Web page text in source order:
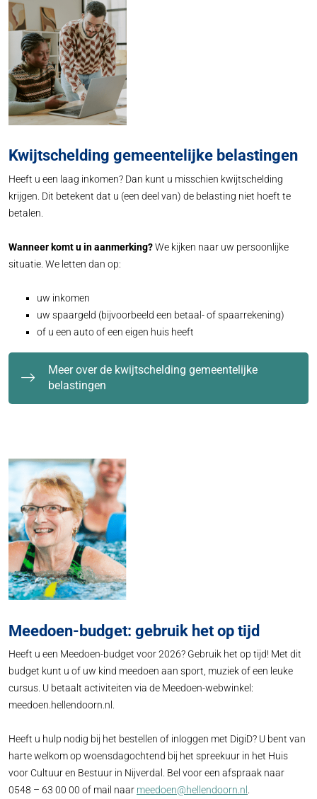
Kwijtschelding gemeentelijke belastingen
Heeft u een laag inkomen? Dan kunt u misschien kwijtschelding
krijgen. Dit betekent dat u (een deel van) de belasting niet hoeft te
betalen.
Wanneer komt u in aanmerking?We kijken naar uw persoonlijke
situatie. We letten dan op:
uw inkomen
uw spaargeld (bijvoorbeeld een betaal- of spaarrekening)
of u een auto of een eigen huis heeft
Meer over de kwijtschelding gemeentelijke
belastingen
Meedoen-budget: gebruik het op tijd
Heeft u een Meedoen-budget voor 2026? Gebruik het op tijd! Met dit
budget kunt u of uw kind meedoen aan sport, muziek of een leuke
cursus. U betaalt activiteiten via de Meedoen-webwinkel:
meedoen.hellendoorn.nl.
Heeft u hulp nodig bij het bestellen of inloggen met DigiD? U bent van
harte welkom op woensdagochtend bij het spreekuur in het Huis
voor Cultuur en Bestuur in Nijverdal. Bel voor een afspraak naar
0548 – 63 00 00 of mail naar meedoen@hellendoorn.nl.